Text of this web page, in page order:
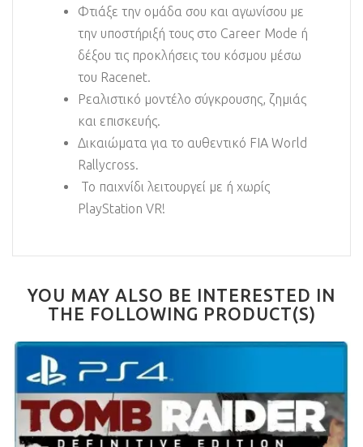
Φτιάξε την ομάδα σου και αγωνίσου με
την υποστήριξή τους στο Career Mode ή
δέξου τις προκλήσεις του κόσμου μέσω
του Racenet.
Ρεαλιστικό μοντέλο σύγκρουσης, ζημιάς
και επισκευής.
Δικαιώματα για το αυθεντικό FIA World
Rallycross.
Το παιχνίδι λειτουργεί με ή χωρίς
PlayStation VR!
YOU MAY ALSO BE INTERESTED IN
THE FOLLOWING PRODUCT(S)